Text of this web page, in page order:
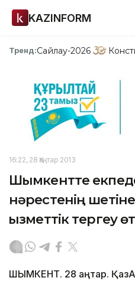
KAZINFORM
Тренд:Сайлау-2026
16:22, 28 Қаңтар 2013
Шымкентте
нәрестенің
қызметтік тергеу
ШЫМКЕНТ. 28 қаңтар.